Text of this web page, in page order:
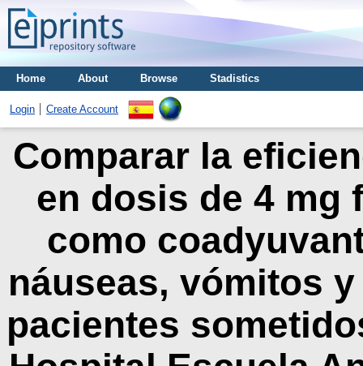
Home About Browse Stadistics
Login Create Account
Comparar la
en dosis de 4 mg
como
náuseas, vómitos
pacientes